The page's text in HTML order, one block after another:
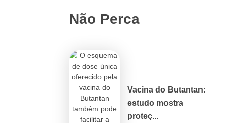
Não Perca
Vacina do Butantan:
estudo mostra
proteç...